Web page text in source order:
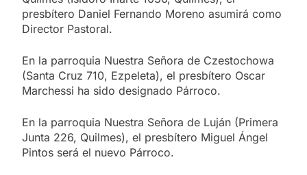
presbítero Daniel Fernando Moreno asumirá como
Director Pastoral.
En la parroquia Nuestra Señora de Czestochowa
(Santa Cruz 710, Ezpeleta), el presbítero Oscar
Marchessi ha sido designado Párroco.
En la parroquia Nuestra Señora de Luján (Primera
Junta 226, Quilmes), el presbítero Miguel Ángel
Pintos será el nuevo Párroco.